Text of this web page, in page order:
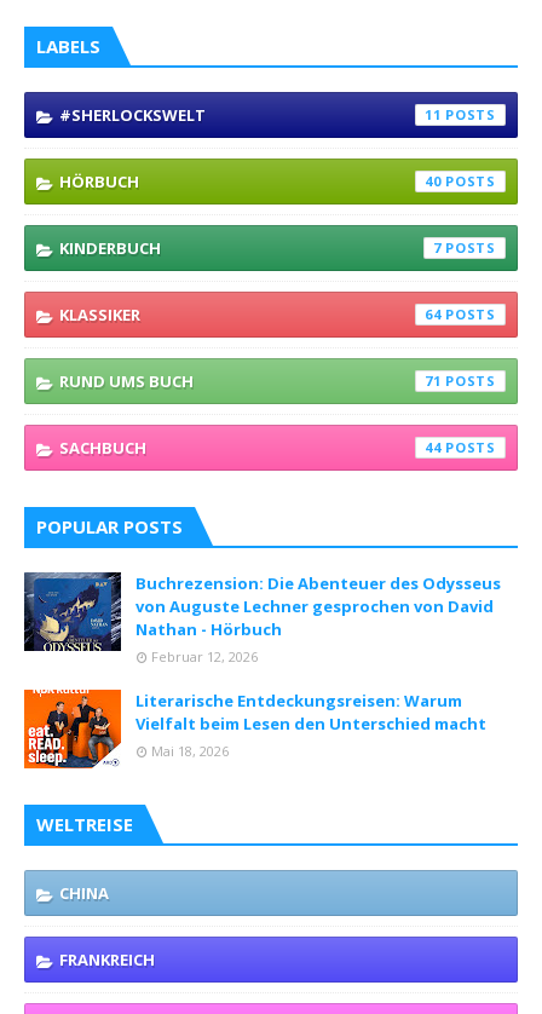
LABELS
#SHERLOCKSWELT 11
HÖRBUCH 40
KINDERBUCH 7
KLASSIKER 64
RUND UMS BUCH 71
SACHBUCH 44
POPULAR POSTS
Buchrezension: Die Abenteuer des Odysseus
von Auguste Lechner gesprochen von David
Nathan - Hörbuch
Februar 12, 2026
Literarische Entdeckungsreisen: Warum
Vielfalt beim Lesen den Unterschied macht
Mai 18, 2026
WELTREISE
CHINA
FRANKREICH